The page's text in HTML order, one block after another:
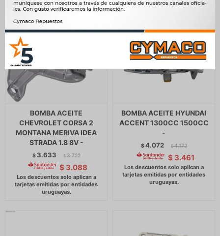
BOMBA ACEITE
CHEVROLET CORSA 2
MONTANA MERIVA IDEA
STRADA 1.8 8V -
$ 3.633 $ 3.722
$ 3.088
BOMBA ACEITE HYUNDAI
ACCENT 1300CC 1500CC
-
$4.072 $ 4.172
$ 3.461